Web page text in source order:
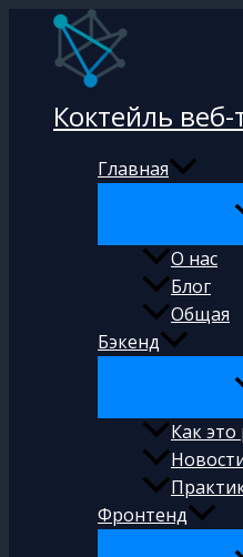
Перейти
содержимому
Коктейль
Главная
О нас
Блог
Общая
Бэкенд
Как это
Фронтенд